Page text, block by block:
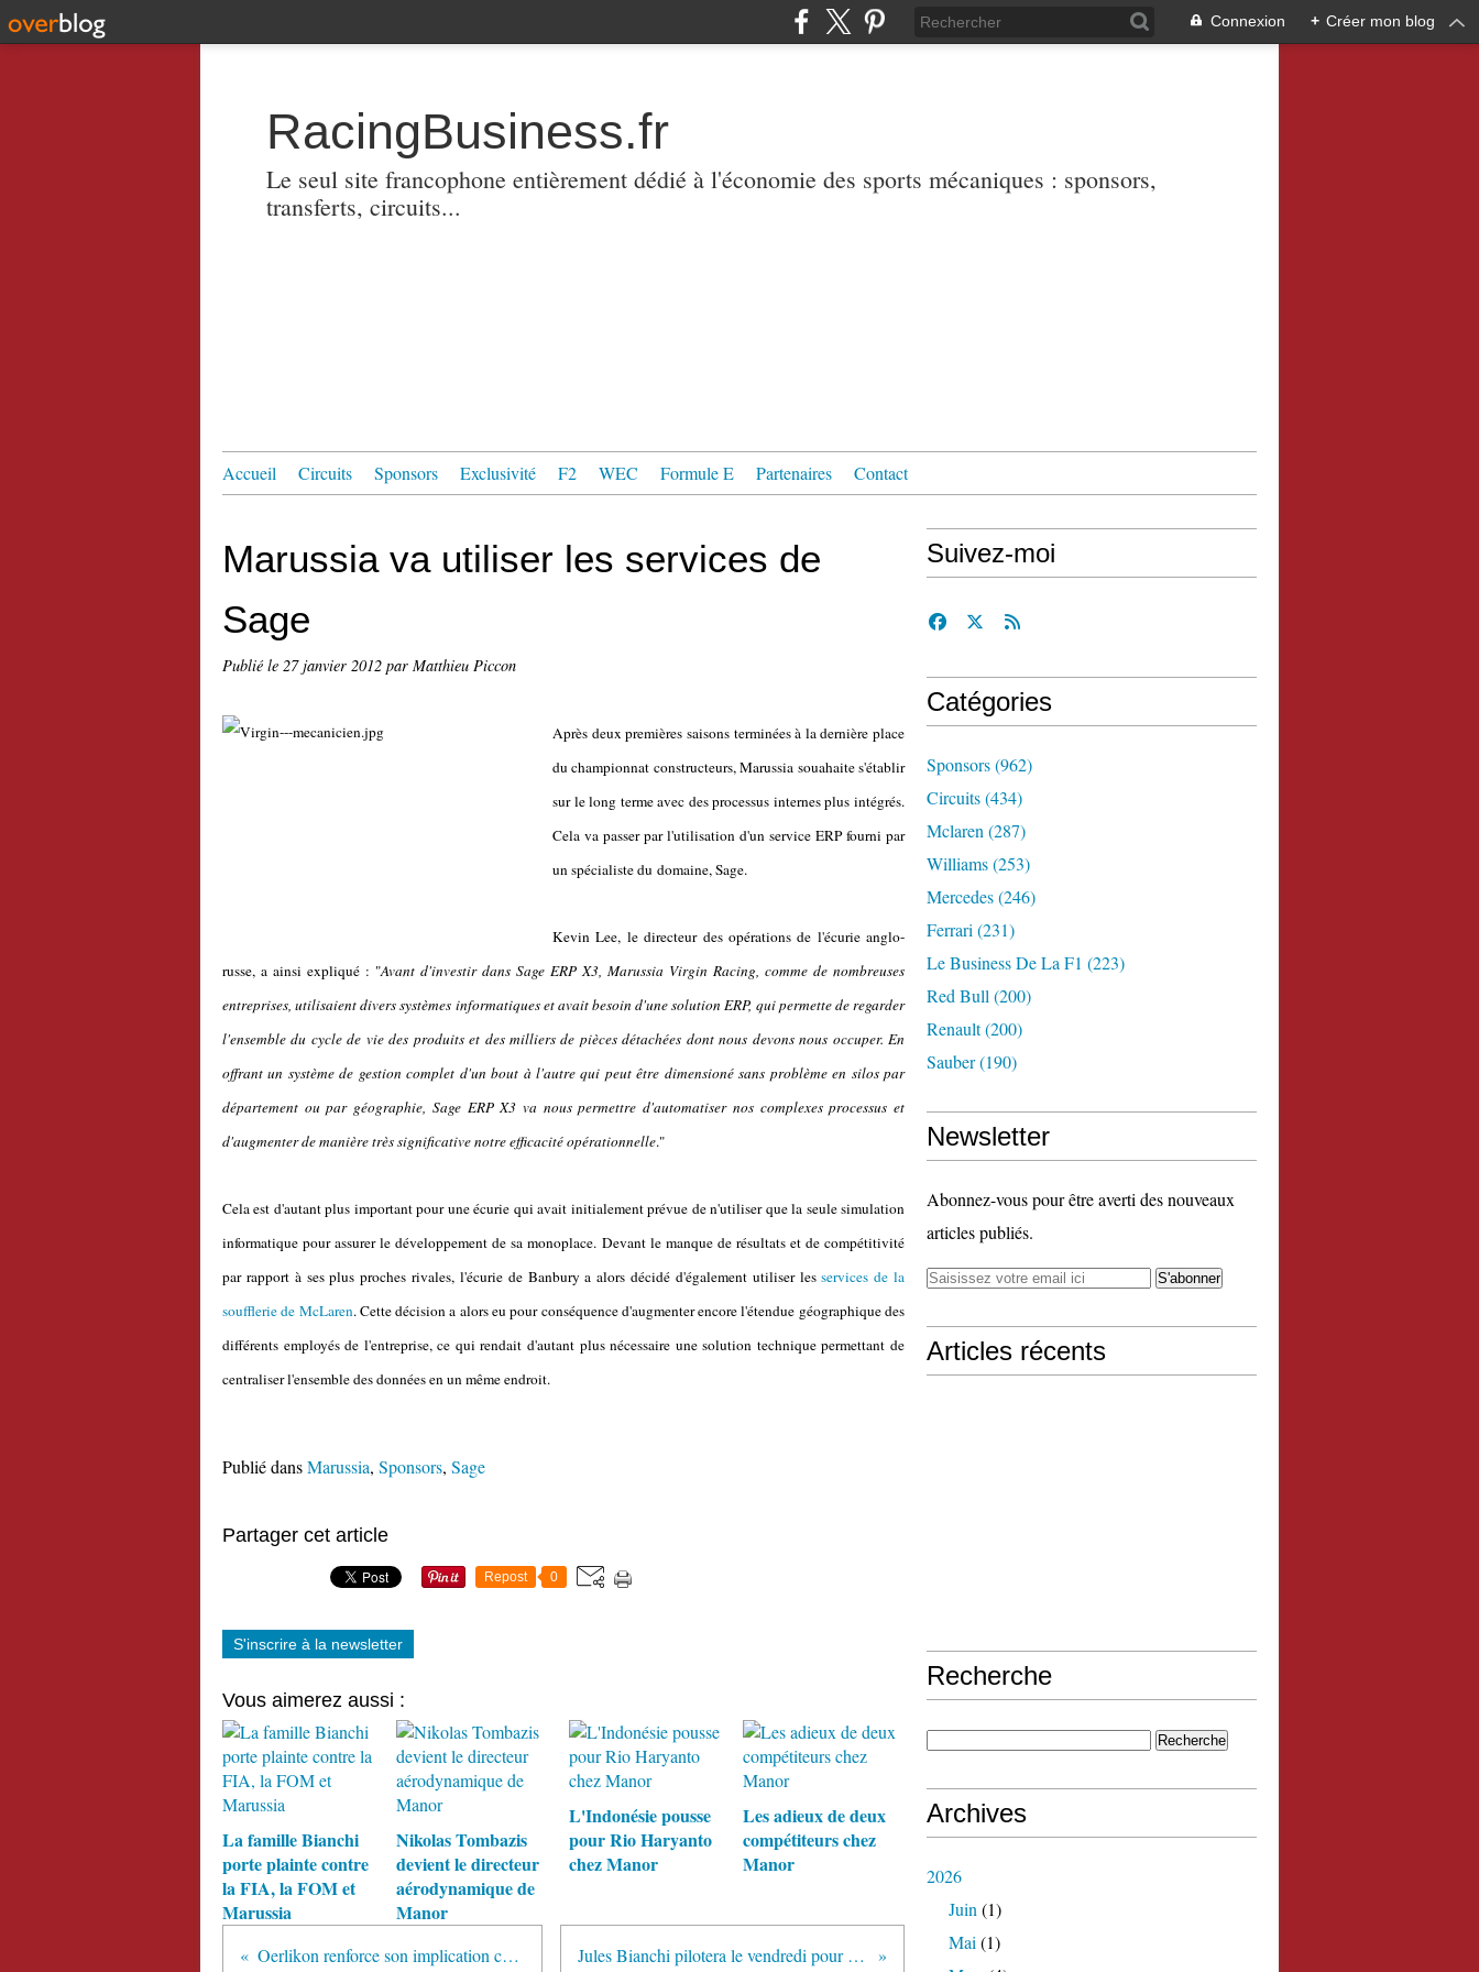
Connexion + Créer mon blog
RacingBusiness.fr
Le seul site francophone entièrement dédié à l'économie des sports mécaniques : sponsors,
transferts, circuits...
Accueil Circuits Sponsors Exclusivité F2 WEC Formule E Partenaires Contact
Marussia va utiliser les services de
Sage
Publié le 27 janvier 2012 par Matthieu Piccon
Après deux premières saisons terminées à la dernière place
du championnat constructeurs, Marussia souahaite s'établir
sur le long terme avec des processus internes plus intégrés.
Cela va passer par l'utilisation d'un service ERP fourni par
un spécialiste du domaine, Sage.
Kevin Lee, le directeur des opérations de l'écurie anglo-
russe, a ainsi expliqué : "Avant d'investir dans Sage ERP X3, Marussia Virgin Racing, comme de nombreuses
entreprises, utilisaient divers systèmes informatiques et avait besoin d'une solution ERP, qui permette de regarder
l'ensemble du cycle de vie des produits et des milliers de pièces détachées dont nous devons nous occuper. En
offrant un système de gestion complet d'un bout à l'autre qui peut être dimensioné sans problème en silos par
département ou par géographie, Sage ERP X3 va nous permettre d'automatiser nos complexes processus et
d'augmenter de manière très significative notre efficacité opérationnelle."
Cela est d'autant plus important pour une écurie qui avait initialement prévue de n'utiliser que la seule simulation
informatique pour assurer le développement de sa monoplace. Devant le manque de résultats et de compétitivité
par rapport à ses plus proches rivales, l'écurie de Banbury a alors décidé d'également utiliser lesservices de la
soufflerie de McLaren. Cette décision a alors eu pour conséquence d'augmenter encore l'étendue géographique des
différents employés de l'entreprise, ce qui rendait d'autant plus nécessaire une solution technique permettant de
centraliser l'ensemble des données en un même endroit.
Publié dansMarussia, Sponsors, Sage
Partager cet article
Repost 0
S'inscrire à la newsletter
Vous aimerez aussi :
La famille Bianchi
porte plainte contre
la FIA, la FOM et
Marussia
Nikolas Tombazis
devient le directeur
aérodynamique de
Manor
L'Indonésie pousse
pour Rio Haryanto
chez Manor
Les adieux de deux
compétiteurs chez
Manor
Oerlikon renforce son implication chez Sauber Jules Bianchi pilotera le vendredi pour Force India
Suivez-moi
Catégories
Sponsors(962)
Circuits(434)
Mclaren (287)
Williams(253)
Mercedes(246)
Ferrari (231)
Le Business De La F1 (223)
Red Bull (200)
Renault(200)
Sauber(190)
Newsletter
Abonnez-vous pour être averti des nouveaux
articles publiés.
Articles récents
Recherche
Archives
2026
Juin (1)
Mai (1)